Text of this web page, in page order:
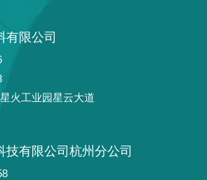
有限公司
火工业园星云大道
技有限公司杭州分公司